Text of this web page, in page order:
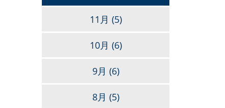
11月 (5)
10月 (6)
9月 (6)
8月 (5)